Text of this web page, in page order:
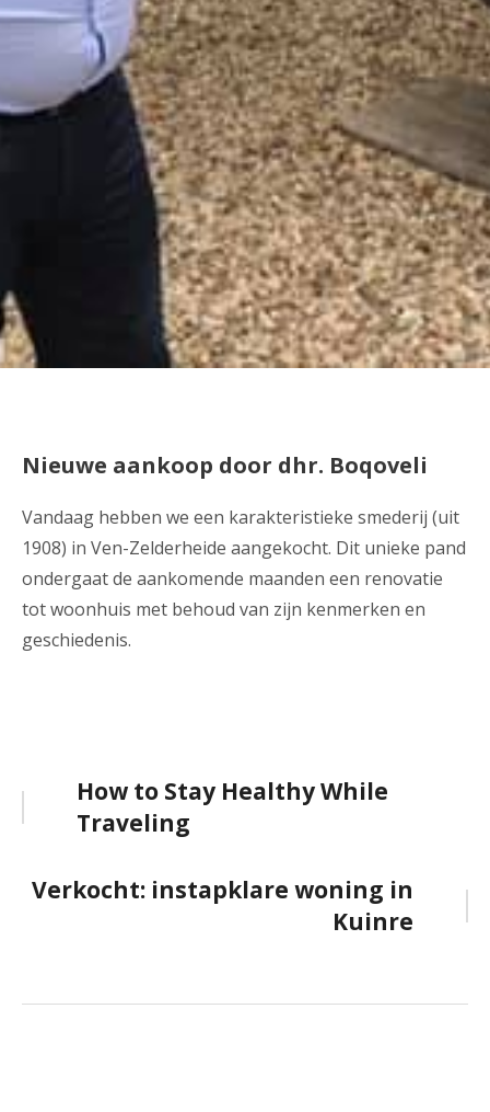
Nieuwe aankoop door dhr. Boqoveli
Vandaag hebben we een karakteristieke smederij (uit
1908) in Ven-Zelderheide aangekocht. Dit unieke pand
ondergaat de aankomende maanden een renovatie
tot woonhuis met behoud van zijn kenmerken en
geschiedenis.
Bericht
navigatie
How to Stay Healthy While
Traveling
Verkocht: instapklare woning in
Kuinre